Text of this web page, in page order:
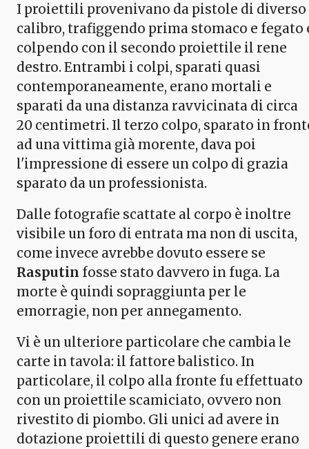
I proiettili provenivano da pistole di diverso
calibro, trafiggendo prima stomaco e fegato
colpendo con il secondo proiettile il rene
destro. Entrambi i colpi, sparati quasi
contemporaneamente, erano mortali e
sparati da una distanza ravvicinata di circa
20 centimetri. Il terzo colpo, sparato in
ad una vittima già morente, dava poi
l'impressione di essere un colpo di grazia
sparato da un professionista.
Dalle fotografie scattate al corpo è inoltre
visibile un foro di entrata ma non di uscita,
come invece avrebbe dovuto essere se
Rasputin fosse stato davvero in fuga. La
morte è quindi sopraggiunta per le
emorragie, non per annegamento.
Vi è un ulteriore particolare che cambia le
carte in tavola: il fattore balistico. In
particolare, il colpo alla fronte fu effettuato
con un proiettile scamiciato, ovvero non
rivestito di piombo. Gli unici ad avere in
dotazione proiettili di questo genere erano